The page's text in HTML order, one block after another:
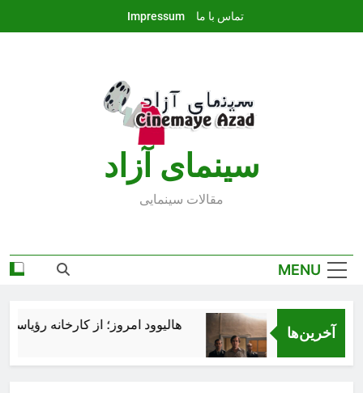
تماس با ما Impressum
سينماى آزاد
مقالات سينمايى
MENU
آخرین‌ها هالیوود امروز؛ از کارخانه